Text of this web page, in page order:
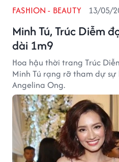
Minh Tú, Trúc Diễm
dài 1m9
FASHION - BEAUTY 13/05/
Hoa hậu thời trang Trúc
Minh Tú rạng rỡ tham dự sự
Angelina Ong.